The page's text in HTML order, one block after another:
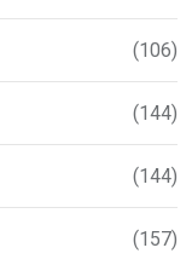
(106)
(144)
(144)
(157)